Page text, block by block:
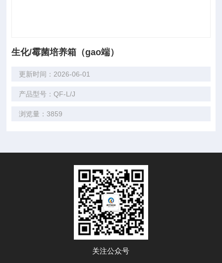
生化/霉菌培养箱（gao端）
更新时间：2026-06-01
产品型号：QF-L/J
浏览量：3859
关注公众号